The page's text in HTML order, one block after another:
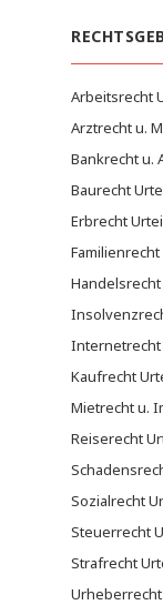
Arbeitsrecht
Arztrecht u.
Bankrecht u.
Baurecht
Erbrecht
Internetrecht
Kaufrecht
Mietrecht u.
Reiserecht
Sozialrecht
Steuerrecht
Strafrecht